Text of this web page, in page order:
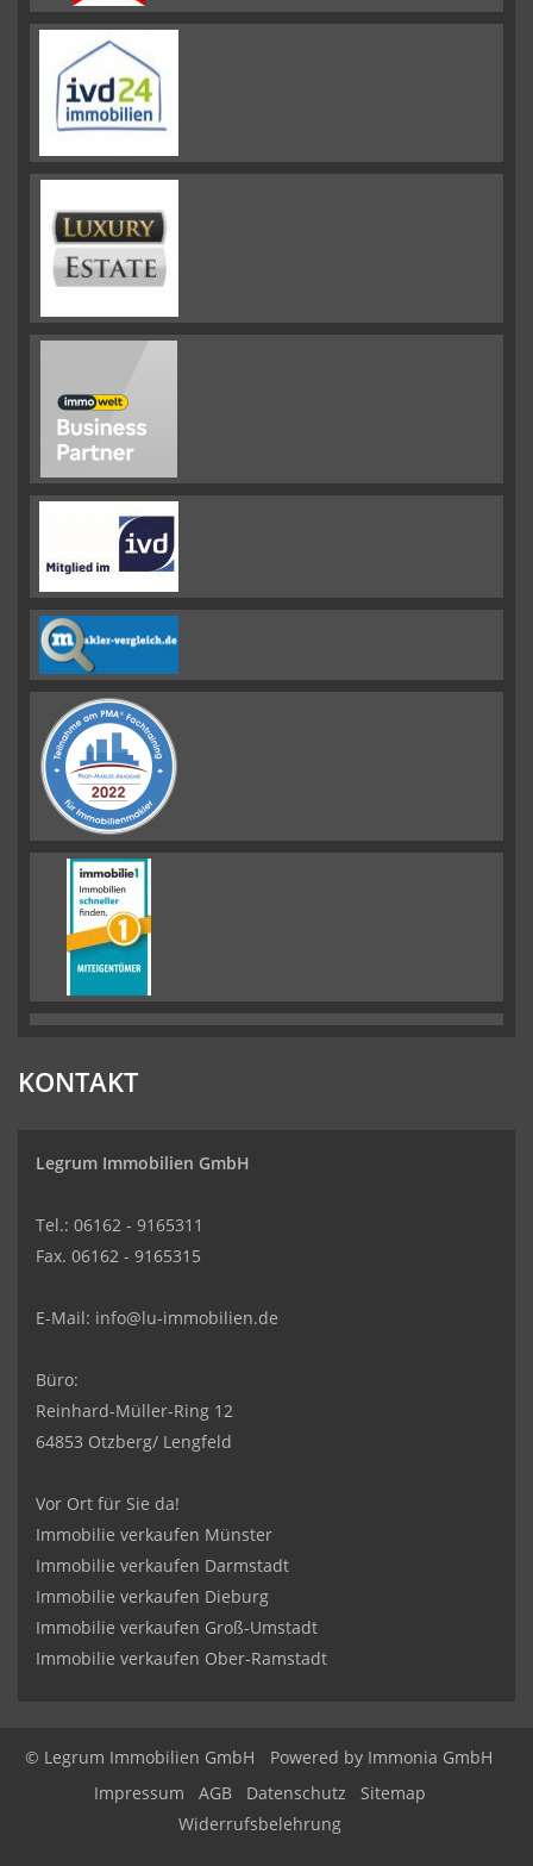
KONTAKT
Legrum Immobilien GmbH
Tel.: 06162 - 9165311
Fax. 06162 - 9165315
E-Mail: info@lu-immobilien.de
Büro:
Reinhard-Müller-Ring 12
64853 Otzberg/ Lengfeld
Vor Ort für Sie da!
Immobilie verkaufen Münster
Immobilie verkaufen Darmstadt
Immobilie verkaufen Dieburg
Immobilie verkaufen Groß-Umstadt
Immobilie verkaufen Ober-Ramstadt
© Legrum Immobilien GmbH Powered by Immonia GmbH
Impressum
AGB Datenschutz
Sitemap
Widerrufsbelehrung